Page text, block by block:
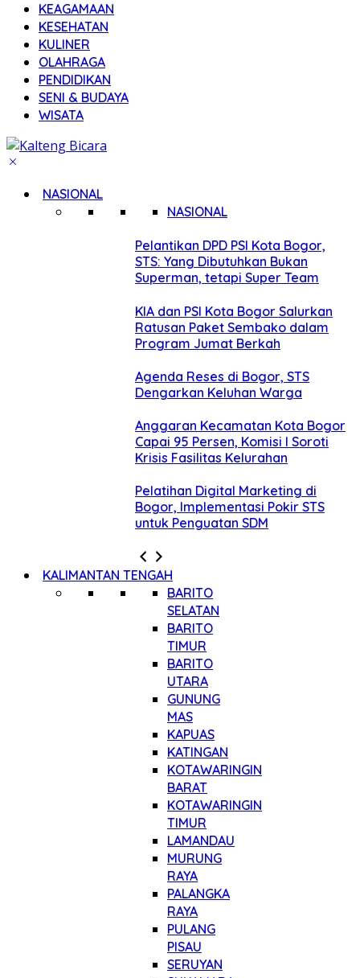
KEAGAMAAN
KESEHATAN
KULINER
OLAHRAGA
PENDIDIKAN
SENI & BUDAYA
WISATA
NASIONAL
NASIONAL
Pelantikan DPD PSI Kota Bogor,
STS: Yang Dibutuhkan Bukan
Superman, tetapi Super Team
KIA dan PSI Kota Bogor Salurkan
Ratusan Paket Sembako dalam
Program Jumat Berkah
Agenda Reses di Bogor, STS
Dengarkan Keluhan Warga
Anggaran Kecamatan Kota Bogor
Capai 95 Persen, Komisi I Soroti
Krisis Fasilitas Kelurahan
Pelatihan Digital Marketing di
Bogor, Implementasi Pokir STS
untuk Penguatan SDM
KALIMANTAN TENGAH
BARITO
SELATAN
BARITO
TIMUR
BARITO
UTARA
GUNUNG
MAS
KAPUAS
KATINGAN
KOTAWARINGIN
BARAT
KOTAWARINGIN
TIMUR
LAMANDAU
MURUNG
RAYA
PALANGKA
RAYA
PULANG
PISAU
SERUYAN